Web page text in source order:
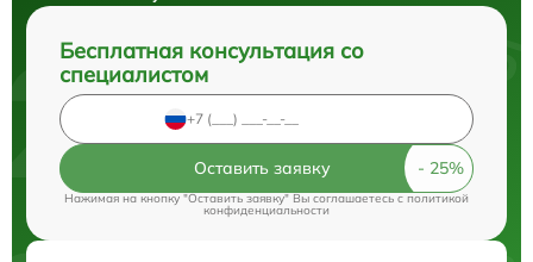
Бесплатная консультация со
специалистом
Оставить заявку
Нажимая на кнопку "Оставить заявку" Вы соглашаетесь cполитикой
конфиденциальности